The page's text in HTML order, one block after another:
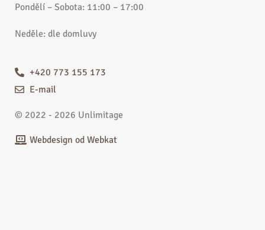
Pondělí – Sobota: 11:00 – 17:00
Neděle: dle domluvy
+420 773 155 173
E-mail
© 2022 - 2026 Unlimitage
Webdesign od Webkat